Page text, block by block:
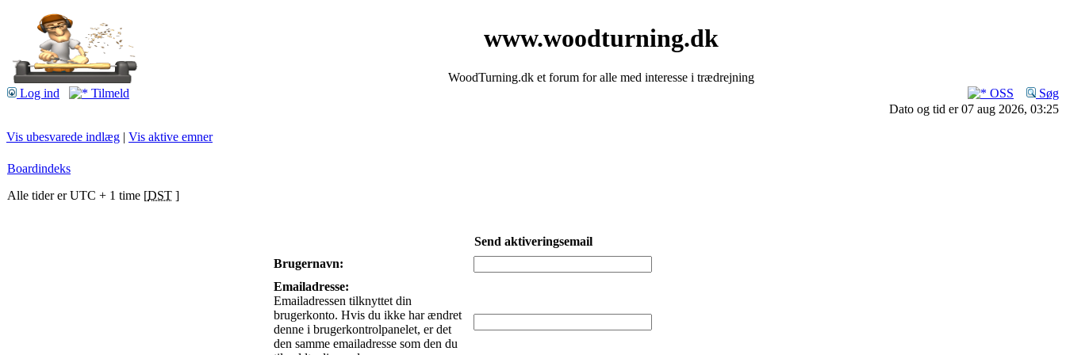
www.woodturning.dk
WoodTurning.dk et forum for alle med interesse i trædrejning
Log ind
Tilmeld OSS
Søg
Dato og tid er 07 aug 2026, 03:25
Vis ubesvarede indlæg | Vis aktive emner
Boardindeks
Alle tider er UTC + 1 time [DST ]
Send aktiveringsemail
Brugernavn:
Emailadresse:
Emailadressen tilknyttet din
brugerkonto. Hvis du ikke har ændret
denne i brugerkontrolpanelet, er det
den samme emailadresse som den du